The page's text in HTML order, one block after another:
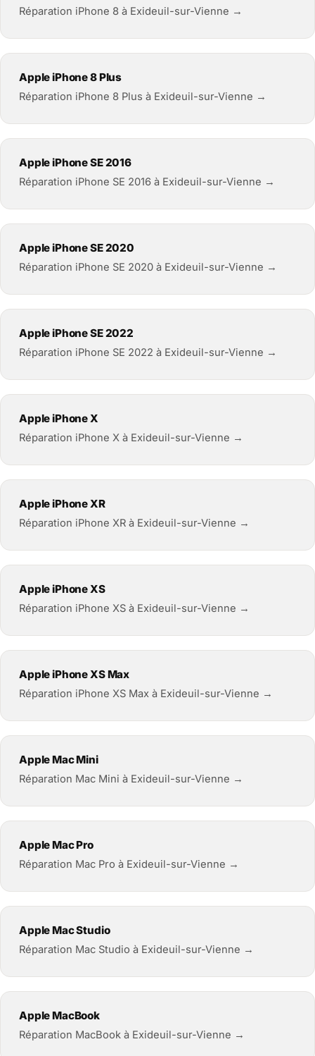
Réparation iPhone 8 à Exideuil-sur-Vienne →
Apple iPhone 8 Plus
Réparation iPhone 8 Plus à Exideuil-sur-Vienne →
Apple iPhone SE 2016
Réparation iPhone SE 2016 à Exideuil-sur-Vienne →
Apple iPhone SE 2020
Réparation iPhone SE 2020 à Exideuil-sur-Vienne →
Apple iPhone SE 2022
Réparation iPhone SE 2022 à Exideuil-sur-Vienne →
Apple iPhone X
Réparation iPhone X à Exideuil-sur-Vienne →
Apple iPhone XR
Réparation iPhone XR à Exideuil-sur-Vienne →
Apple iPhone XS
Réparation iPhone XS à Exideuil-sur-Vienne →
Apple iPhone XS Max
Réparation iPhone XS Max à Exideuil-sur-Vienne →
Apple Mac Mini
Réparation Mac Mini à Exideuil-sur-Vienne →
Apple Mac Pro
Réparation Mac Pro à Exideuil-sur-Vienne →
Apple Mac Studio
Réparation Mac Studio à Exideuil-sur-Vienne →
Apple MacBook
Réparation MacBook à Exideuil-sur-Vienne →